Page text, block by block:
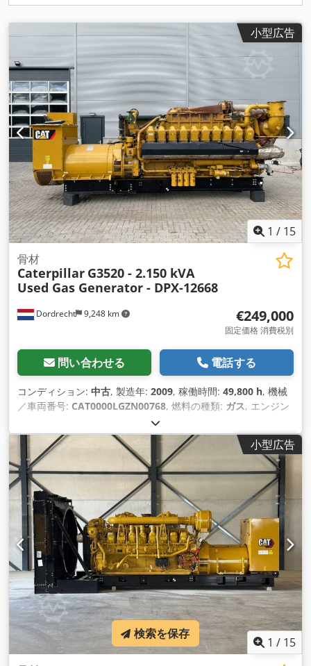
小型広告
1 / 15
Dordrecht 9,248 km
骨材
Caterpillar G3520 - 2.150 kVA
Used Gas Generator - DPX-12668
€249,000
固定価格 消費税別
問い合わせる 電話する
コンディション: 中古, 製造年: 2009, 稼働時間: 49,800 h, 機械
／車両番号: CAT0000LGZN00768, 燃料の種類: ガス, エンジン
,
小型広告
1 / 15
検索を保存